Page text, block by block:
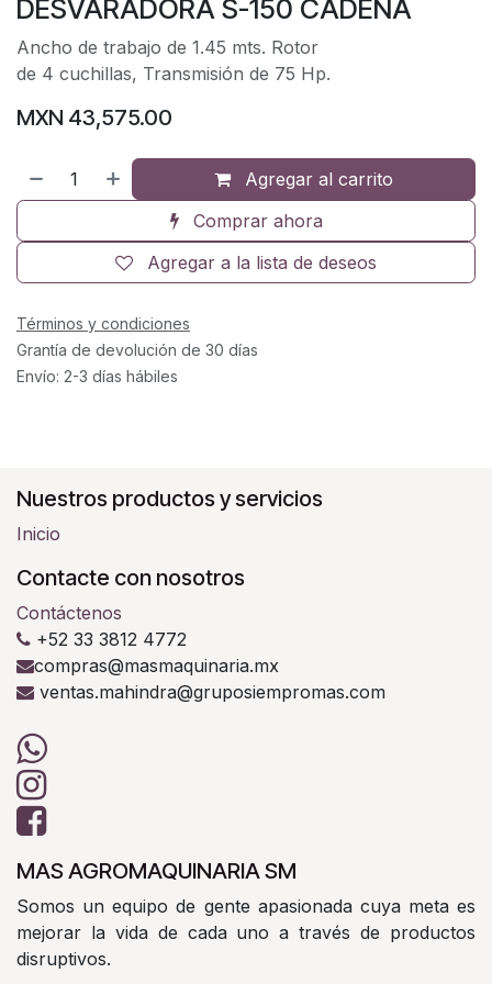
DESVARADORA S-150 CADENA
Ancho de trabajo de 1.45 mts. Rotor
de 4 cuchillas, Transmisión de 75 Hp.
MXN 43,575.00
Agregar al carrito
Comprar ahora
Agregar a la lista de deseos
Términos y condiciones
Grantía de devolución de 30 días
Envío: 2-3 días hábiles
Nuestros productos y servicios
Inicio
Contacte con nosotros
Contáctenos
+52 33 3812 4772
compras@masmaquinaria.mx
ventas.mahindra@gruposiempromas.com
MAS AGROMAQUINARIA SM
Somos un equipo de gente apasionada cuya meta es
mejorar la vida de cada uno a través de productos
disruptivos.